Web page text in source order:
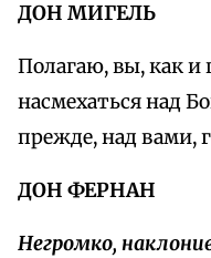
ДОН МИГЕЛЬ
Полагаю, вы, как и
насмехаться над
прежде, над вами,
ДОН ФЕРНАН
Негромко,